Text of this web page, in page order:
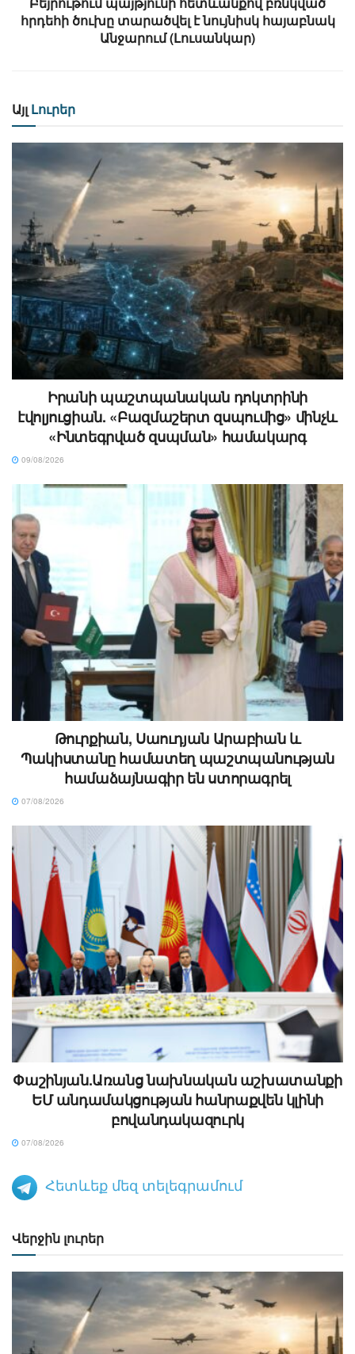
հրդեհի ծուխը տարածվել է նույնիսկ հայաբնակ
Անջարում (Լուսանկար)
Այլ Լուրեր
Իրանի պաշտպանական դոկտրինի
էվոլյուցիան. «Բազմաշերտ զսպումից» մինչև
«Ինտեգրված զսպման» համակարգ
09/08/2026
Թուրքիան, Սաուդյան Արաբիան և
Պակիստանը համատեղ պաշտպանության
համաձայնագիր են ստորագրել
07/08/2026
Փաշինյան.Առանց նախնական աշխատանքի
ԵՄ անդամակցության հանրաքվեն կլինի
բովանդակազուրկ
07/08/2026
Հետևեք մեզ տելեգրամում
Վերջին լուրեր